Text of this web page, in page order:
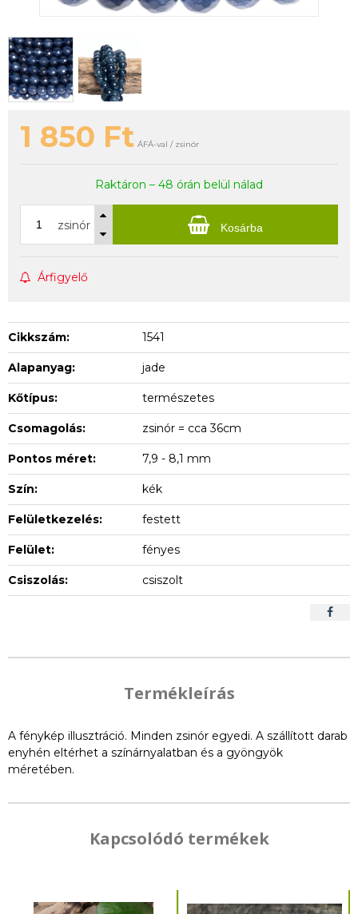
1 850 Ft ÁFÁ-val / zsinór
Raktáron – 48 órán belül nálad
zsinór Kosárba
Árfigyelő
Cikkszám: 1541
Alapanyag: jade
Kőtípus: természetes
Csomagolás: zsinór = cca 36cm
Pontos méret: 7,9 - 8,1 mm
Szín: kék
Felületkezelés: festett
Felület: fényes
Csiszolás: csiszolt
Termékleírás
A fénykép illusztráció. Minden zsinór egyedi. A szállított darab
enyhén eltérhet a színárnyalatban és a gyöngyök
méretében.
Kapcsolódó termékek